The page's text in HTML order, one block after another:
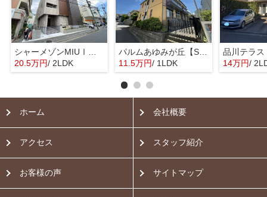
20.5万円/ 2LDK
パルムあゆみが丘【SHM】
11.5万円/ 1LDK
品川テラス
14万円/
ホーム 会社概要
アクセス スタッフ紹介
お客様の声 サイトマップ